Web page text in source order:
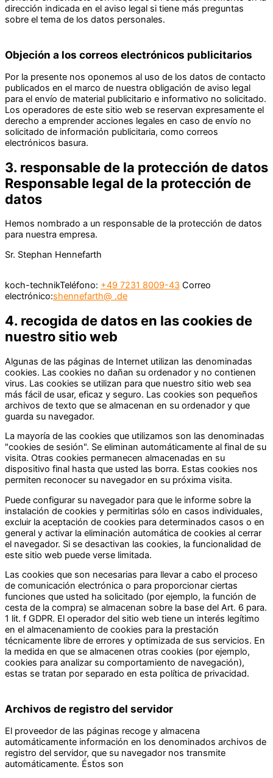
dirección indicada en el aviso legal si tiene más preguntas
sobre el tema de los datos personales.
Objeción a los correos electrónicos publicitarios
Por la presente nos oponemos al uso de los datos de contacto
publicados en el marco de nuestra obligación de aviso legal
para el envío de material publicitario e informativo no solicitado.
Los operadores de este sitio web se reservan expresamente el
derecho a emprender acciones legales en caso de envío no
solicitado de información publicitaria, como correos
electrónicos basura.
3. responsable de la protección de datos
Responsable legal de la protección de
datos
Hemos nombrado a un responsable de la protección de datos
para nuestra empresa.
Sr. Stephan Hennefarth
koch-technikTeléfono: +49 7231 8009-43 Correo
electrónico:shennefarth@ .de
4. recogida de datos en las cookies de
nuestro sitio web
Algunas de las páginas de Internet utilizan las denominadas
cookies. Las cookies no dañan su ordenador y no contienen
virus. Las cookies se utilizan para que nuestro sitio web sea
más fácil de usar, eficaz y seguro. Las cookies son pequeños
archivos de texto que se almacenan en su ordenador y que
guarda su navegador.
La mayoría de las cookies que utilizamos son las denominadas
"cookies de sesión". Se eliminan automáticamente al final de su
visita. Otras cookies permanecen almacenadas en su
dispositivo final hasta que usted las borra. Estas cookies nos
permiten reconocer su navegador en su próxima visita.
Puede configurar su navegador para que le informe sobre la
instalación de cookies y permitirlas sólo en casos individuales,
excluir la aceptación de cookies para determinados casos o en
general y activar la eliminación automática de cookies al cerrar
el navegador. Si se desactivan las cookies, la funcionalidad de
este sitio web puede verse limitada.
Las cookies que son necesarias para llevar a cabo el proceso
de comunicación electrónica o para proporcionar ciertas
funciones que usted ha solicitado (por ejemplo, la función de
cesta de la compra) se almacenan sobre la base del Art. 6 para.
1 lit. f GDPR. El operador del sitio web tiene un interés legítimo
en el almacenamiento de cookies para la prestación
técnicamente libre de errores y optimizada de sus servicios. En
la medida en que se almacenen otras cookies (por ejemplo,
cookies para analizar su comportamiento de navegación),
estas se tratan por separado en esta política de privacidad.
Archivos de registro del servidor
El proveedor de las páginas recoge y almacena
automáticamente información en los denominados archivos de
registro del servidor, que su navegador nos transmite
automáticamente. Éstos son